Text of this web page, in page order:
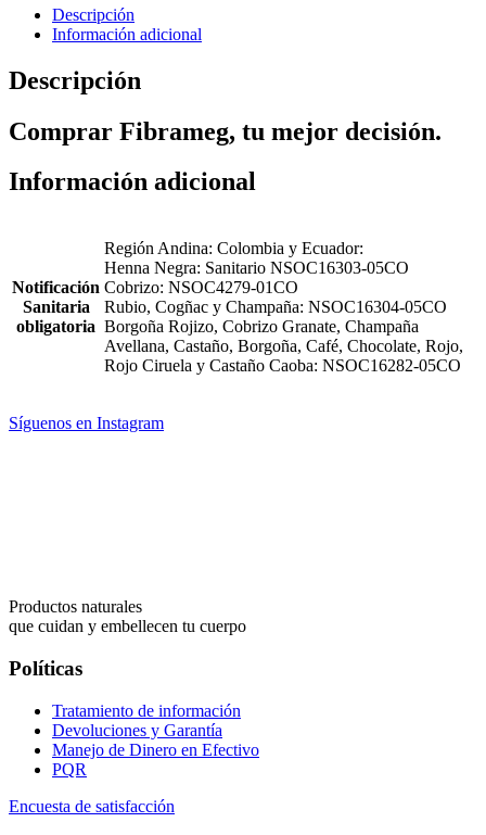
Descripción
Información adicional
Descripción
Comprar Fibrameg, tu mejor decisión.
Información adicional
Notificación
Sanitaria
obligatoria
Región Andina: Colombia y Ecuador:
Henna Negra: Sanitario NSOC16303-05CO
Cobrizo: NSOC4279-01CO
Rubio, Cogñac y Champaña: NSOC16304-05CO
Borgoña Rojizo, Cobrizo Granate, Champaña
Avellana, Castaño, Borgoña, Café, Chocolate, Rojo,
Rojo Ciruela y Castaño Caoba: NSOC16282-05CO
Síguenos en Instagram
Productos naturales
que cuidan y embellecen tu cuerpo
Políticas
Tratamiento de información
Devoluciones y Garantía
Manejo de Dinero en Efectivo
PQR
Encuesta de satisfacción